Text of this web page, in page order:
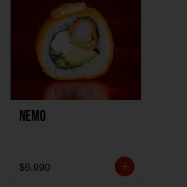
Nemo
$6.990